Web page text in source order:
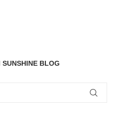
SUNSHINE BLOG